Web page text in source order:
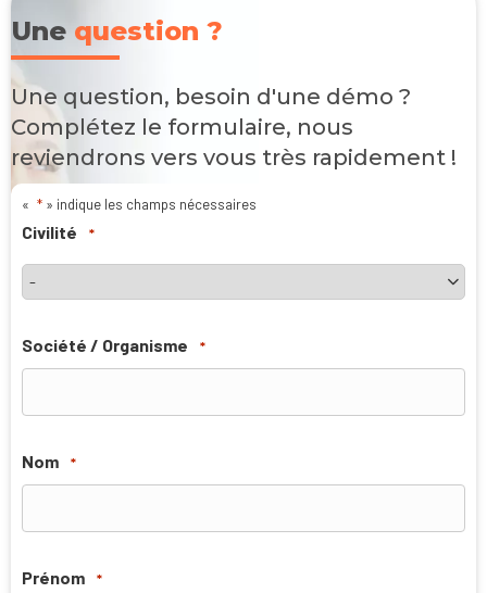
Une question ?
Une question, besoin d'une démo ?
Complétez le formulaire, nous
reviendrons vers vous très rapidement !
« * » indique les champs nécessaires
Civilité *
Société / Organisme *
Nom *
Prénom *